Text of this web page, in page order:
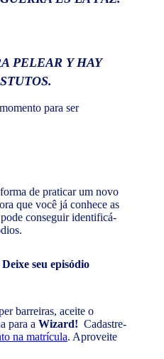
PELEAR Y HAY
para ser
de praticar um novo
que você já conhece as
conseguir identificá-
seu episódio
barreiras, aceite o
para a Wizard! Cadastre-
na matrícula. Aproveite